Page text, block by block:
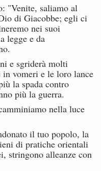
"Venite, saliamo al
di Giacobbe; egli ci
nei suoi
legge e da
e sgriderà molti
vomeri e le loro lance
la spada contro
più la guerra.
nella luce
il tuo popolo, la
di pratiche orientali
stringono alleanze con